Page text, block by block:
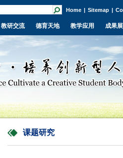
Home | Sitemap |
教研交流 德育天地 教学应用 成果
课题研究